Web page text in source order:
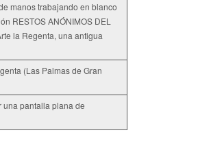
manos trabajando en blanco
RESTOS ANÓNIMOS DEL
la Regenta, una antigua
(Las Palmas de Gran
una pantalla plana de